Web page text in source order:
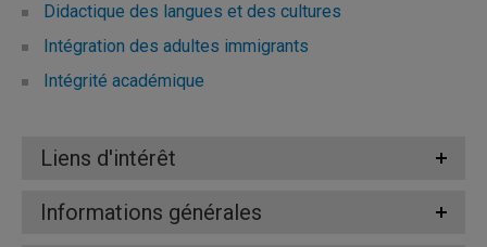
Didactique des langues et des cultures
Intégration des adultes immigrants
Intégrité académique
Liens d'intérêt
Informations générales